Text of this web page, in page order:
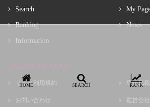
Search
Ranking
Information
My
News
About ROCK LYRIC
サイト利用規約
お問い合わせ
広告掲載
運営会
HOME SEARCH RANK